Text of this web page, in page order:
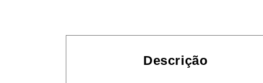
Descrição